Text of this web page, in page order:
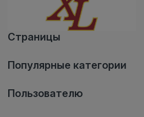
Страницы
Популярные категории
Пользователю